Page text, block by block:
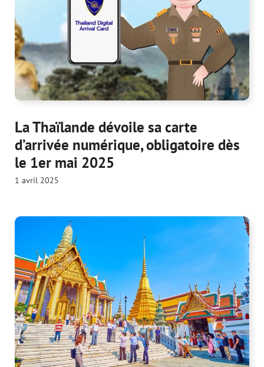
La Thaïlande dévoile sa carte
d’arrivée numérique, obligatoire dès
le 1er mai 2025
1 avril 2025